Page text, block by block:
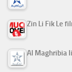
Al Maghribia